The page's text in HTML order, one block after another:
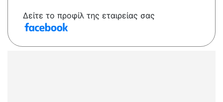
Δείτε το προφίλ της εταιρείας σας